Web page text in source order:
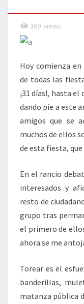
369 views
Hoy comienza
de todas las
¡31 días!, hasta
dando pie a este
amigos que se
muchos de ellos
de esta fiesta,
En el rancio
interesados y
resto de
grupo tras
el primero de
ahora se me
Torear es el
banderillas,
matanza pública